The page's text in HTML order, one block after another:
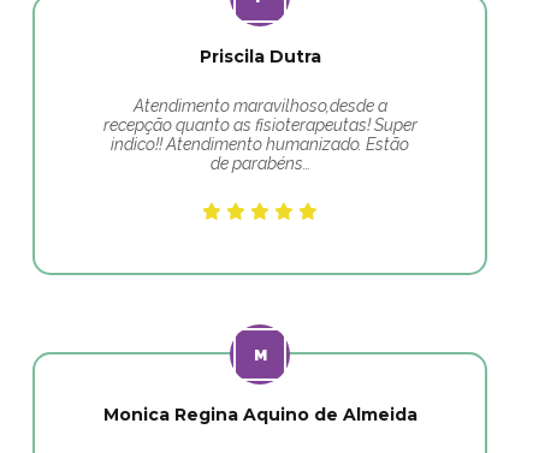
Priscila Dutra
Atendimento maravilhoso,desde a
recepção quanto as fisioterapeutas! Super
indico!! Atendimento humanizado. Estão
de parabéns…
Monica Regina Aquino de Almeida